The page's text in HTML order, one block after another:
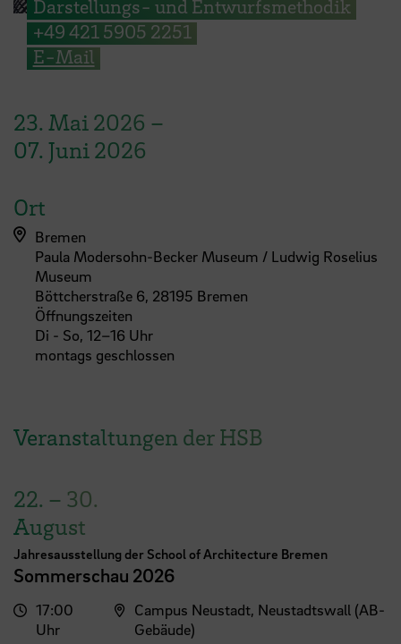
Darstellungs- und Entwurfsmethodik
+49 421 5905 2251
E-Mail
23. Mai 2026 –
07. Juni 2026
Ort
Bremen
Paula Modersohn-Becker Museum / Ludwig Roselius
Museum
Böttcherstraße 6, 28195 Bremen
Öffnungszeiten
Di - So, 12–16 Uhr
montags geschlossen
Veranstaltungen der HSB
22. – 30.
August
Jahresausstellung der School of Architecture Bremen
Sommerschau 2026
17:00
Uhr
Campus Neustadt, Neustadtswall (AB-
Gebäude)